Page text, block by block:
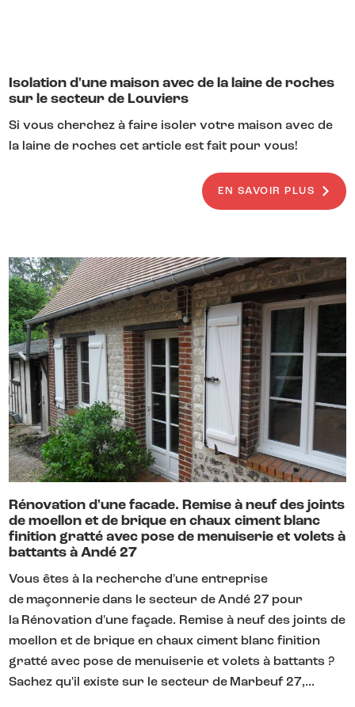
Isolation d'une maison avec de la laine de roches
sur le secteur de Louviers
Si vous cherchez à faire isoler votre maison avec de
la laine de roches cet article est fait pour vous!
EN SAVOIR PLUS
Rénovation d'une facade. Remise à neuf des joints
de moellon et de brique en chaux ciment blanc
finition gratté avec pose de menuiserie et volets à
battants à Andé 27
Vous êtes à la recherche d'une entreprise
de maçonnerie dans le secteur de Andé 27 pour
la Rénovation d'une façade. Remise à neuf des joints de
moellon et de brique en chaux ciment blanc finition
gratté avec pose de menuiserie et volets à battants ?
Sachez qu'il existe sur le secteur de Marbeuf 27,...